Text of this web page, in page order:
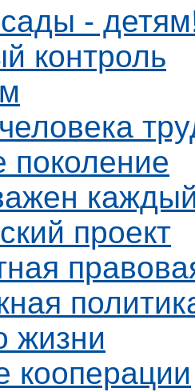
-
контроль
проект
жизни
кооперации